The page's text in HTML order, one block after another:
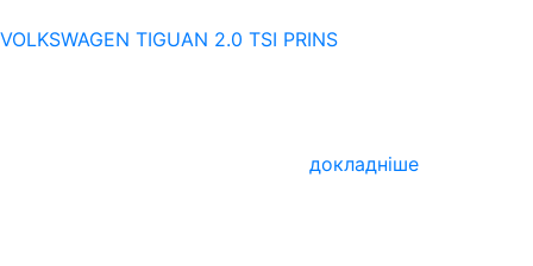
VOLKSWAGEN TIGUAN 2.0 TSI PRINS
докладніше